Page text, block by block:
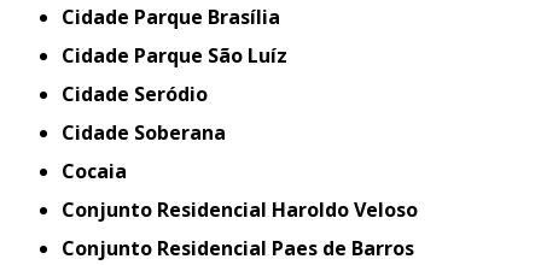
Cidade Parque Brasília
Cidade Parque São Luíz
Cidade Seródio
Cidade Soberana
Cocaia
Conjunto Residencial Haroldo Veloso
Conjunto Residencial Paes de Barros